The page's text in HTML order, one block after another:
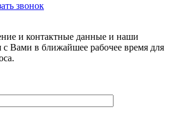
звонок
и контактные данные и наши
с Вами в ближайшее рабочее время для